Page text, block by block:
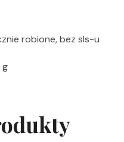
robione, bez sls-u
g